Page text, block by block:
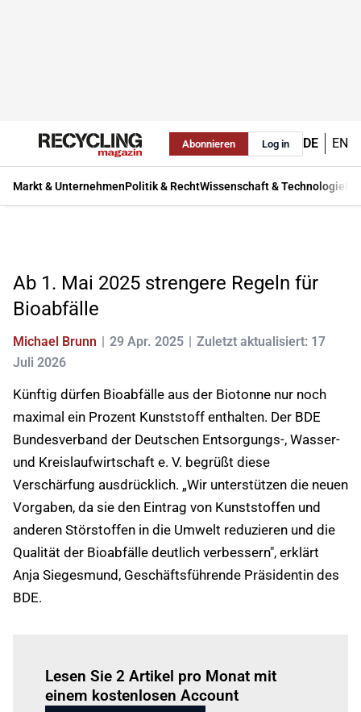
Abonnieren Log in DE EN
Markt & UnternehmenPolitik & RechtWissenschaft & Technologie
Ab 1. Mai 2025 strengere Regeln für
Bioabfälle
Michael Brunn 29 Apr. 2025
Zuletzt aktualisiert: 17
Juli 2026
Künftig dürfen Bioabfälle aus der Biotonne nur noch
maximal ein Prozent Kunststoff enthalten. Der BDE
Bundesverband der Deutschen Entsorgungs-, Wasser-
und Kreislaufwirtschaft e. V. begrüßt diese
Verschärfung ausdrücklich. „Wir unterstützen die neuen
Vorgaben, da sie den Eintrag von Kunststoffen und
anderen Störstoffen in die Umwelt reduzieren und die
Qualität der Bioabfälle deutlich verbessern", erklärt
Anja Siegesmund, Geschäftsführende Präsidentin des
BDE.
Lesen Sie 2 Artikel pro Monat mit
einem kostenlosen Account